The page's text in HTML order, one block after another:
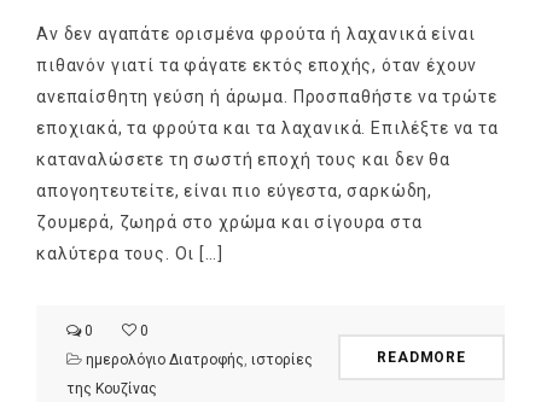
Αν δεν αγαπάτε ορισμένα φρούτα ή λαχανικά είναι
πιθανόν γιατί τα φάγατε εκτός εποχής, όταν έχουν
ανεπαίσθητη γεύση ή άρωμα. Προσπαθήστε να τρώτε
εποχιακά, τα φρούτα και τα λαχανικά. Επιλέξτε να τα
καταναλώσετε τη σωστή εποχή τους και δεν θα
απογοητευτείτε, είναι πιο εύγεστα, σαρκώδη,
ζουμερά, ζωηρά στο χρώμα και σίγουρα στα
καλύτερα τους. Οι […]
0
0
ημερολόγιο Διατροφής ιστορίες
της Κουζίνας
READMORE